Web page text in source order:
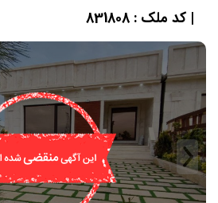
| کد ملک : 831808